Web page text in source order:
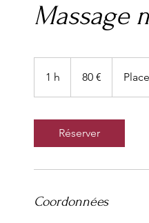
Massage
1 h 80 €
Réserver
Coordonnées